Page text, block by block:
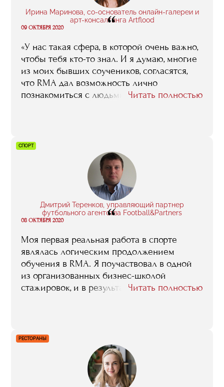
Ирина Маринова, со-основатель онлайн-галереи и
арт-консалтинга Artflood
“
09 ОКТЯБРЯ 2020
«У нас такая сфера, в которой очень важно,
чтобы тебя кто-то знал. И я думаю, многие
из моих бывших соучеников, согласятся,
что RMA дал возможность лично
познакомиться с людьми, которые делают
которые варились в этом бизнесе вчера,
делали что-то до лекции сегодня и завтра
пойдут и будут продолжать. И это —
актуальная информация».
Читать полностью
СПОРТ
Дмитрий Теренков, управляющий партнер
футбольного агентства Football&Partners
“
08 ОКТЯБРЯ 2020
Моя первая реальная работа в спорте
являлась логическим продолжением
обучения в RMA. Я поучаствовал в одной
из организованных бизнес-школой
стажировок, и в результате получил
Читать полностью
РЕСТОРАНЫ